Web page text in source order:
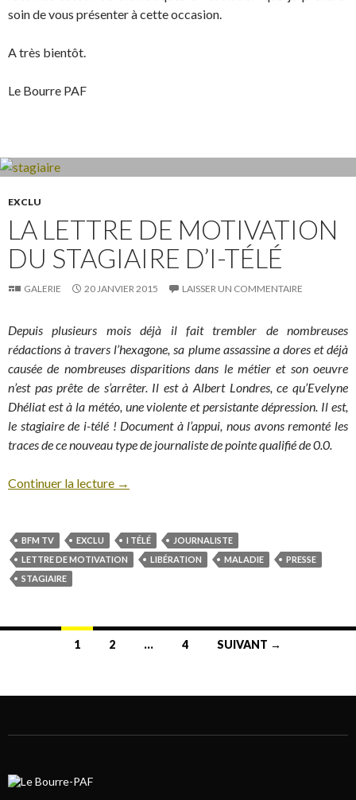
soin de vous présenter à cette occasion.
A très bientôt.
Le Bourre PAF
EXCLU
LA LETTRE DE MOTIVATION
DU STAGIAIRE D’I-TÉLÉ
GALERIE 20 JANVIER 2015 LAISSER UN COMMENTAIRE
Depuis plusieurs mois déjà il fait trembler de nombreuses
rédactions à travers l’hexagone, sa plume assassine a dores et déjà
causée de nombreuses disparitions dans le métier et son oeuvre
n’est pas prête de s’arrêter. Il est à Albert Londres, ce qu’Evelyne
Dhéliat est à la météo, une violente et persistante dépression. Il est,
le stagiaire de i-télé ! Document à l’appui, nous avons remonté les
traces de ce nouveau type de journaliste de pointe qualifié de 0.0.
Continuer la lecture →
BFM TV EXCLU I TÉLÉ
JOURNALISTE
LETTRE DE MOTIVATION
LIBÉRATION MALADIE
PRESSE
STAGIAIRE
1 2 … 4 SUIVANT →